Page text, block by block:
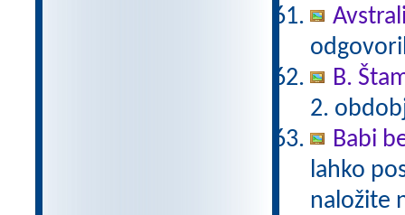
B.
2.
Babi
lahko
naložite